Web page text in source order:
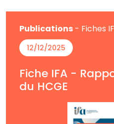
Publications- Fiches
12/12/2025
Fiche IFA -
du HCGE